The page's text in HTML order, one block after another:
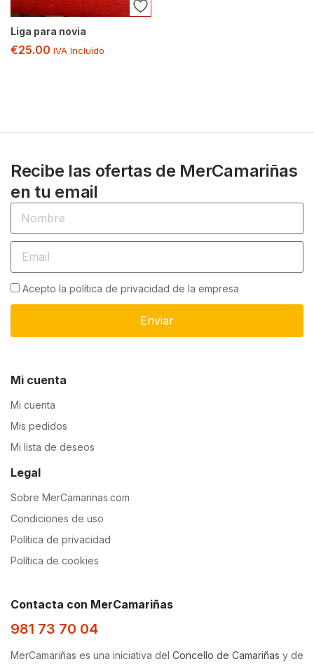
Liga para novia
€25.00 IVA Incluído
Recibe las ofertas de MerCamariñas
en tu email
Acepto la política de privacidad de la empresa
Enviar
Mi cuenta
Mi cuenta
Mis pedidos
Mi lista de deseos
Legal
Sobre MerCamarinas.com
Condiciones de uso
Política de privacidad
Política de cookies
Contacta con MerCamariñas
981 73 70 04
MerCamariñas es una iniciativa del Concello de Camariñas y de